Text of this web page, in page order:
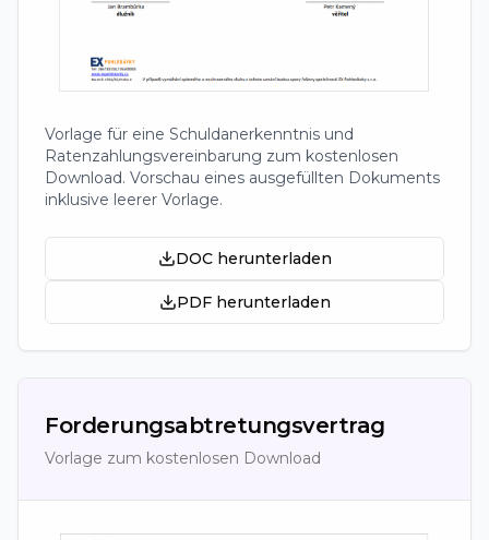
Vorlage für eine Schuldanerkenntnis und
Ratenzahlungsvereinbarung zum kostenlosen
Download. Vorschau eines ausgefüllten Dokuments
inklusive leerer Vorlage.
DOC herunterladen
PDF herunterladen
Forderungsabtretungsvertrag
Vorlage zum kostenlosen Download